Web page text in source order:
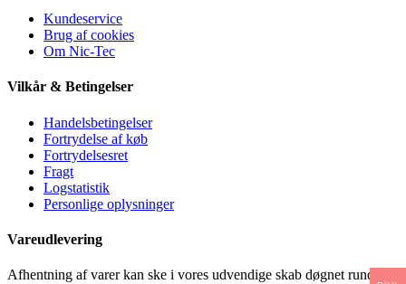
Kundeservice
Brug af cookies
Om Nic-Tec
Vilkår & Betingelser
Handelsbetingelser
Fortrydelse af køb
Fortrydelsesret
Fragt
Logstatistik
Personlige oplysninger
Vareudlevering
Afhentning af varer kan ske i vores udvendige skab døgnet rundt.